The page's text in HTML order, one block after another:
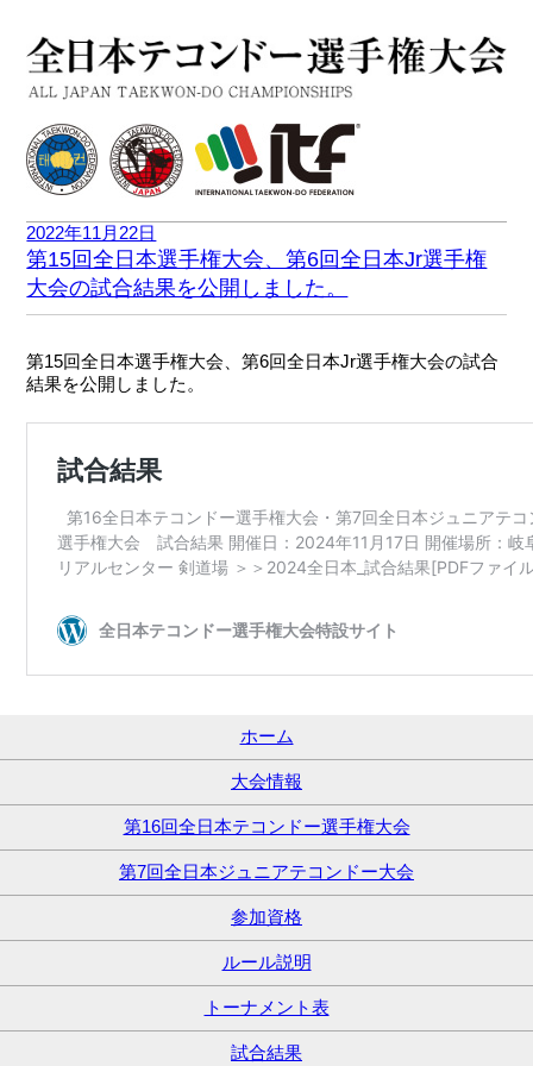
2022年11月22日
第15回全日本選手権大会、第6回全日本Jr選手権
大会の試合結果を公開しました。
第15回全日本選手権大会、第6回全日本Jr選手権大会の試合
結果を公開しました。
ホーム
大会情報
第16回全日本テコンドー選手権大会
第7回全日本ジュニアテコンドー大会
参加資格
ルール説明
トーナメント表
試合結果